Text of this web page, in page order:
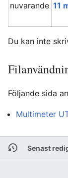
nuvarande 11
Du kan inte
Följande sida
Multimeter
Senast